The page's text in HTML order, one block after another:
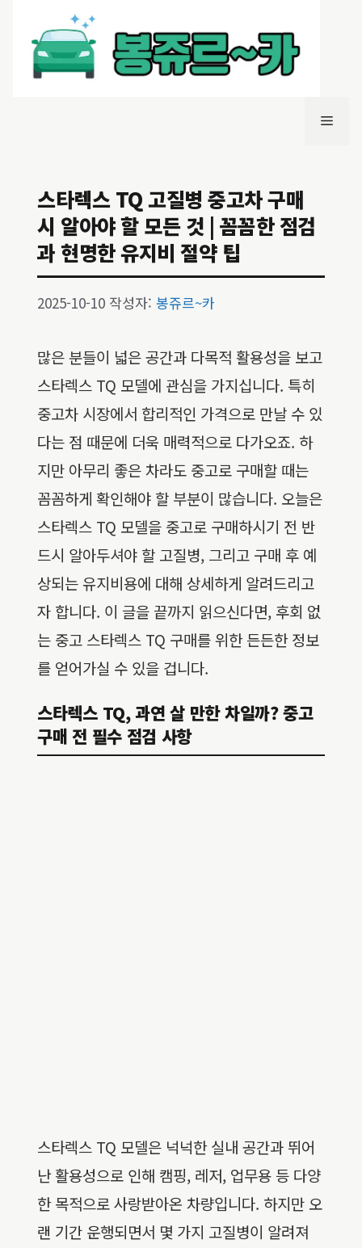
메
스타렉스 TQ 고질병 중고차 구매
시 알아야 할 모든 것 | 꼼꼼한 점검
과 현명한 유지비 절약 팁
2025-10-10 작성자: 봉쥬르~카
많은 분들이 넓은 공간과 다목적 활용성을 보고
스타렉스 TQ 모델에 관심을 가지십니다. 특히
중고차 시장에서 합리적인 가격으로 만날 수 있
다는 점 때문에 더욱 매력적으로 다가오죠. 하
지만 아무리 좋은 차라도 중고로 구매할 때는
꼼꼼하게 확인해야 할 부분이 많습니다. 오늘은
스타렉스 TQ 모델을 중고로 구매하시기 전 반
드시 알아두셔야 할 고질병, 그리고 구매 후 예
상되는 유지비용에 대해 상세하게 알려드리고
자 합니다. 이 글을 끝까지 읽으신다면, 후회 없
는 중고 스타렉스 TQ 구매를 위한 든든한 정보
를 얻어가실 수 있을 겁니다.
스타렉스 TQ, 과연 살 만한 차일까? 중고
구매 전 필수 점검 사항
스타렉스 TQ 모델은 넉넉한 실내 공간과 뛰어
난 활용성으로 인해 캠핑, 레저, 업무용 등 다양
한 목적으로 사랑받아온 차량입니다. 하지만 오
랜 기간 운행되면서 몇 가지 고질병이 알려져